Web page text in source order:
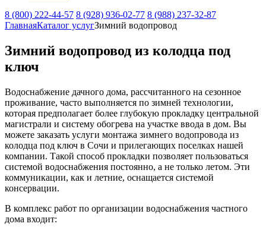
8 (800) 222-44-57 8 (928) 936-02-77 8 (988) 237-32-87
ГлавнаяКаталог услугЗимний водопровод
Зимний водопровод из колодца под
ключ
Водоснабжение дачного дома, рассчитанного на сезонное
проживание, часто выполняется по зимней технологии,
которая предполагает более глубокую прокладку центральной
магистрали и систему обогрева на участке ввода в дом. Вы
можете заказать услуги монтажа зимнего водопровода из
колодца под ключ в Сочи и прилегающих поселках нашей
компании. Такой способ прокладки позволяет пользоваться
системой водоснабжения постоянно, а не только летом. Эти
коммуникации, как и летние, оснащается системой
консервации.
В комплекс работ по организации водоснабжения частного
дома входит: